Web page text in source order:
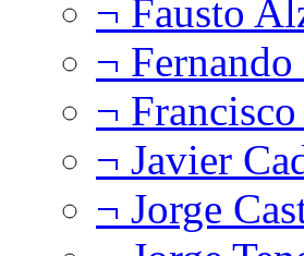
¬ Fausto
¬
¬
¬ Javier
¬ Jorge